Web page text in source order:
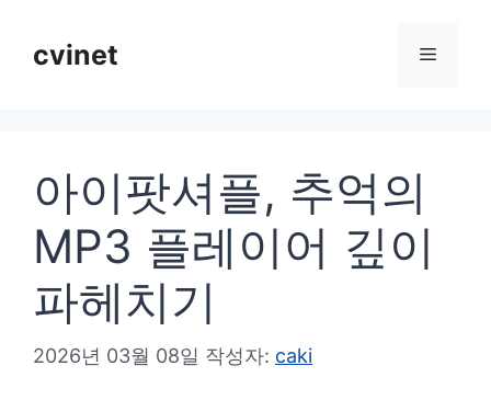
cvinet 메
아이팟셔플, 추억의
MP3 플레이어 깊이
파헤치기
2026년 03월 08일 작성자: caki